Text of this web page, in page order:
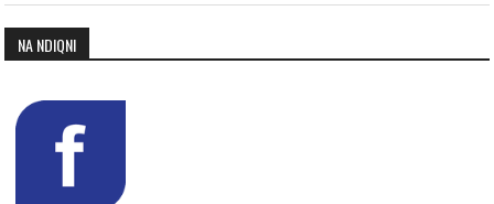
NA NDIQNI